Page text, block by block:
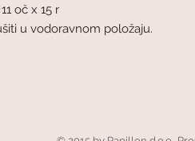
oč x 15 r
u vodoravnom položaju.